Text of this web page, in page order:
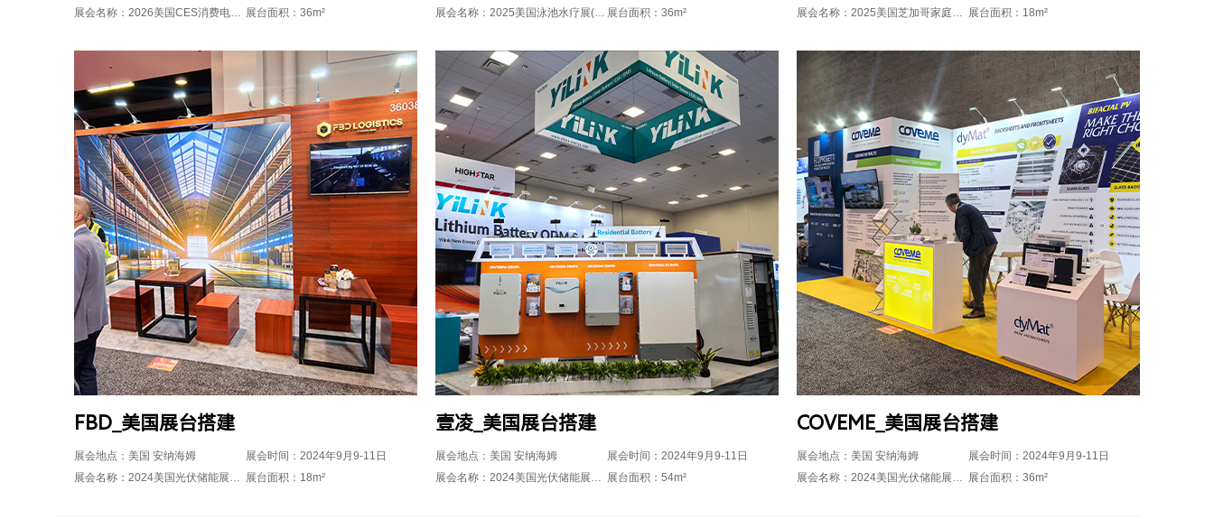
展会名称：2026美国CES消费电子展 展台面积：36m²
展会名称：2025美国泳池水疗展(PSP Expo) 展台面积：36m²
展会名称：2025美国芝加哥家庭用品展IHA 展台面积：18m²
FBD_美国展台搭建
展会地点：美国 安纳海姆
展会时间：2024年9月9-11日
展会名称：2024美国光伏储能展览会RE+ 展台面积：18m²
壹凌_美国展台搭建
展会地点：美国 安纳海姆
展会时间：2024年9月9-11日
展会名称：2024美国光伏储能展览会RE+ 展台面积：54m²
COVEME_美国展台搭建
展会地点：美国 安纳海姆
展会时间：2024年9月9-11日
展会名称：2024美国光伏储能展览会RE+ 展台面积：36m²